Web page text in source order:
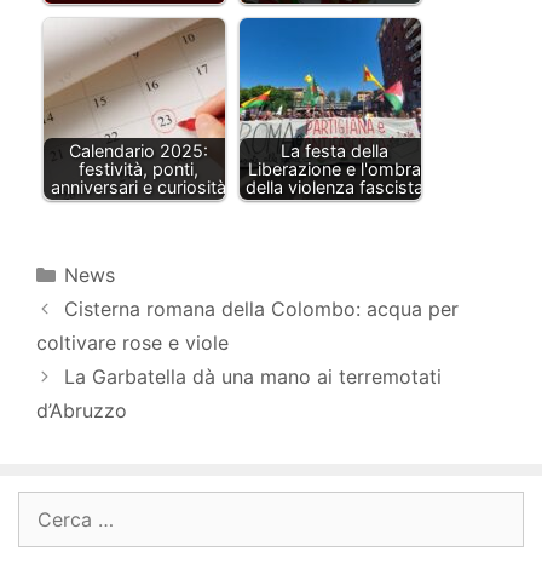
Calendario 2025:
festività, ponti,
anniversari e curiosità
La festa della
Liberazione e l'ombra
della violenza fascista
Categorie
News
Cisterna romana della Colombo: acqua per
coltivare rose e viole
La Garbatella dà una mano ai terremotati
d’Abruzzo
per: